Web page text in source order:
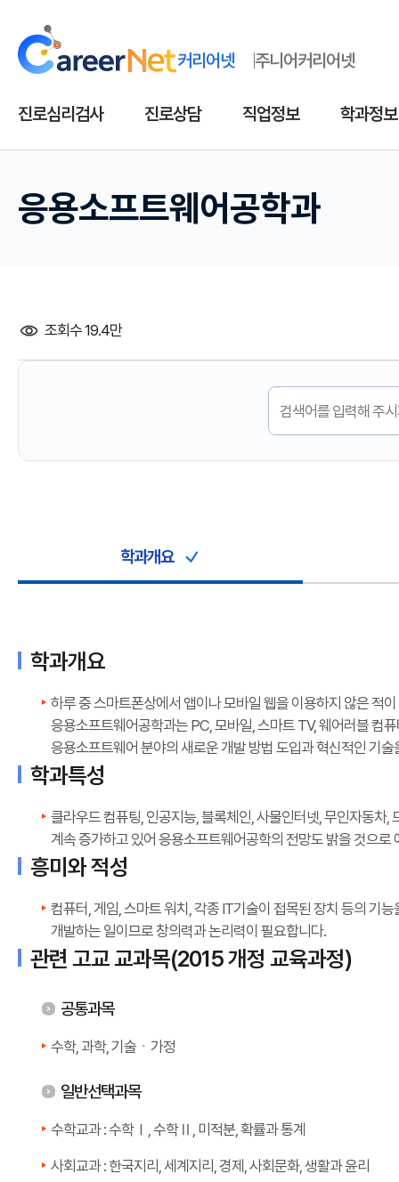
커리어넷 주니어커리어넷
진로심리검사 진로상담 직업정보 학과정보
응용소프트웨어공학과
조회수 19.4만
학과개요
학과개요
하루 중 스마트폰상에서 앱이나 모바일 웹을 이용하지 않은 적
응용소프트웨어공학과는 PC, 모바일, 스마트 TV, 웨어러블 컴
응용소프트웨어 분야의 새로운 개발 방법 도입과 혁신적인 기
학과특성
클라우드 컴퓨팅, 인공지능, 블록체인, 사물인터넷, 무인자동차
계속 증가하고 있어 응용소프트웨어공학의 전망도 밝을 것으로
흥미와 적성
컴퓨터, 게임, 스마트 워치, 각종 IT기술이 접목된 장치 등의 기
개발하는 일이므로 창의력과 논리력이 필요합니다.
관련 고교 교과목(2015 개정 교육과정)
공통과목
수학, 과학, 기술ㆍ가정
일반선택과목
수학교과 : 수학Ⅰ, 수학Ⅱ, 미적분, 확률과 통계
사회교과 : 한국지리, 세계지리, 경제, 사회문화, 생활과 윤리